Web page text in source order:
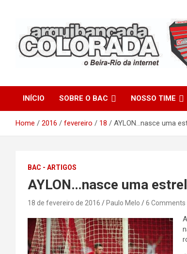
Arquibancada
INÍCIO SOBRE O BAC NOSSO TIME
Home 2016 fevereiro 18 AYLON…nasce uma
BAC - ARTIGOS
AYLON…nasce uma
18 de fevereiro de 2016 Paulo Melo 6 Comments